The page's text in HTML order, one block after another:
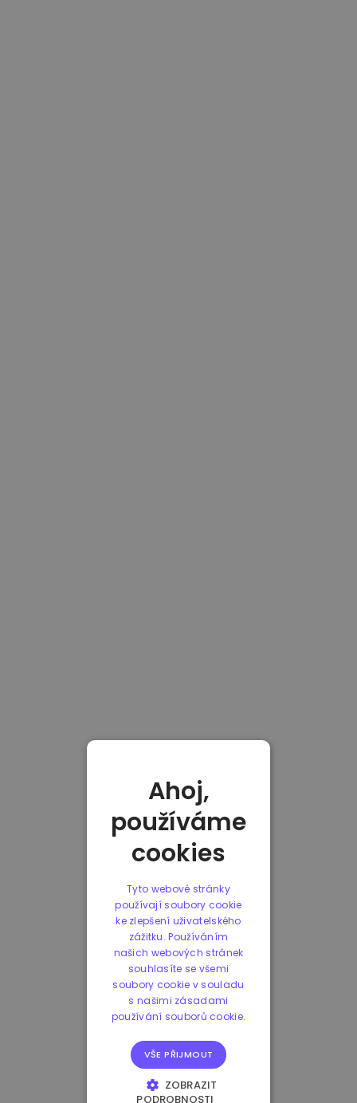
Ahoj,
používáme
cookies
Tyto webové stránky
používají soubory cookie
ke zlepšení uživatelského
zážitku. Používáním
našich webových stránek
souhlasíte se všemi
soubory cookie v souladu
s našimi zásadami
používání souborů cookie.
VŠE PŘIJMOUT
ZOBRAZIT
PODROBNOSTI